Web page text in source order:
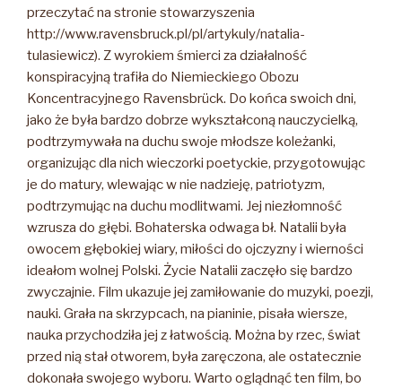
przeczytać na stronie stowarzyszenia
http://www.ravensbruck.pl/pl/artykuly/natalia-
tulasiewicz). Z wyrokiem śmierci za działalność
konspiracyjną trafiła do Niemieckiego Obozu
Koncentracyjnego Ravensbrück. Do końca swoich dni,
jako że była bardzo dobrze wykształconą nauczycielką,
podtrzymywała na duchu swoje młodsze koleżanki,
organizując dla nich wieczorki poetyckie, przygotowując
je do matury, wlewając w nie nadzieję, patriotyzm,
podtrzymując na duchu modlitwami. Jej niezłomność
wzrusza do głębi. Bohaterska odwaga bł. Natalii była
owocem głębokiej wiary, miłości do ojczyzny i wierności
ideałom wolnej Polski. Życie Natalii zaczęło się bardzo
zwyczajnie. Film ukazuje jej zamiłowanie do muzyki, poezji,
nauki. Grała na skrzypcach, na pianinie, pisała wiersze,
nauka przychodziła jej z łatwością. Można by rzec, świat
przed nią stał otworem, była zaręczona, ale ostatecznie
dokonała swojego wyboru. Warto oglądnąć ten film, bo